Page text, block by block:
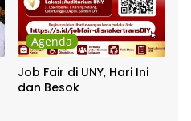
Agenda
Job Fair di UNY, Hari Ini
dan Besok